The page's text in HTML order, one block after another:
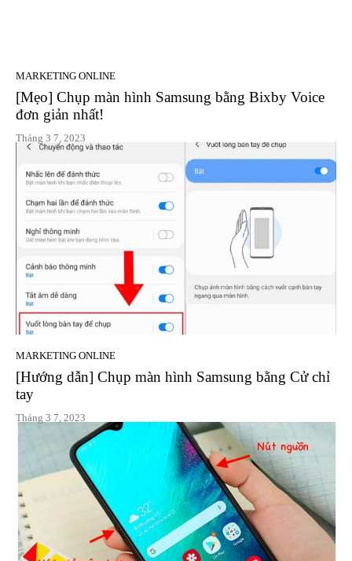
MARKETING ONLINE
[Mẹo] Chụp màn hình Samsung bằng Bixby Voice
đơn giản nhất!
Tháng 3 7, 2023
MARKETING ONLINE
[Hướng dẫn] Chụp màn hình Samsung bằng Cử chỉ
tay
Tháng 3 7, 2023